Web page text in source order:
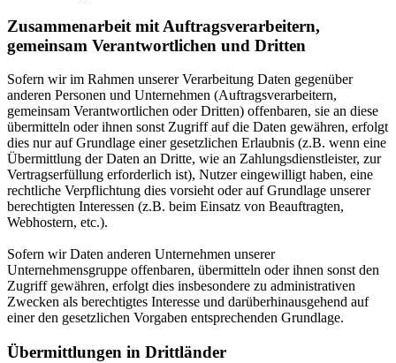
Zusammenarbeit mit Auftragsverarbeitern,
gemeinsam Verantwortlichen und Dritten
Sofern wir im Rahmen unserer Verarbeitung Daten gegenüber
anderen Personen und Unternehmen (Auftragsverarbeitern,
gemeinsam Verantwortlichen oder Dritten) offenbaren, sie an diese
übermitteln oder ihnen sonst Zugriff auf die Daten gewähren, erfolgt
dies nur auf Grundlage einer gesetzlichen Erlaubnis (z.B. wenn eine
Übermittlung der Daten an Dritte, wie an Zahlungsdienstleister, zur
Vertragserfüllung erforderlich ist), Nutzer eingewilligt haben, eine
rechtliche Verpflichtung dies vorsieht oder auf Grundlage unserer
berechtigten Interessen (z.B. beim Einsatz von Beauftragten,
Webhostern, etc.).
Sofern wir Daten anderen Unternehmen unserer
Unternehmensgruppe offenbaren, übermitteln oder ihnen sonst den
Zugriff gewähren, erfolgt dies insbesondere zu administrativen
Zwecken als berechtigtes Interesse und darüberhinausgehend auf
einer den gesetzlichen Vorgaben entsprechenden Grundlage.
Übermittlungen in Drittländer